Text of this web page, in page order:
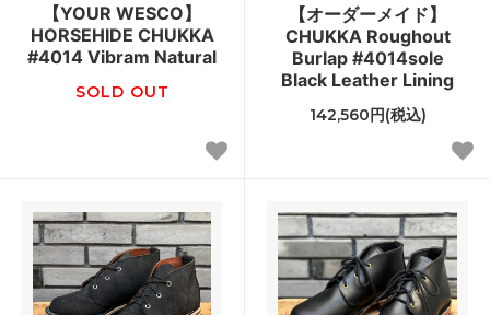
【YOUR WESCO】
HORSEHIDE CHUKKA
#4014 Vibram Natural
SOLD OUT
【オーダーメイド】
CHUKKA Roughout
Burlap #4014sole
Black Leather Lining
142,560円(税込)